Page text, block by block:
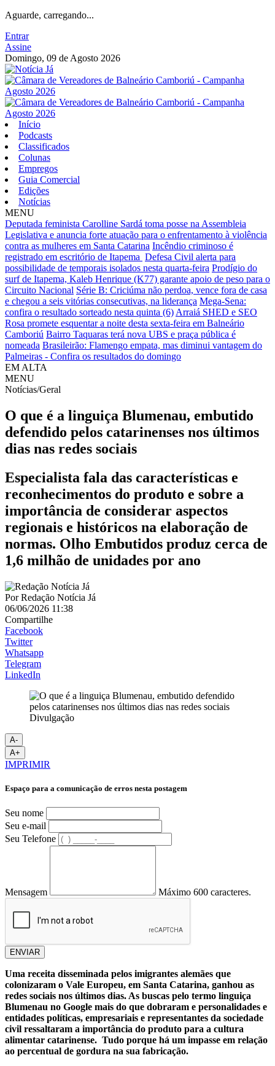
Aguarde, carregando...
Entrar
Assine
Domingo, 09 de Agosto 2026
Início
Podcasts
Classificados
Colunas
Empregos
Guia Comercial
Edições
Notícias
MENU
Deputada feminista Carolline Sardá toma posse na Assembleia
Legislativa e anuncia forte atuação para o enfrentamento à violência
contra as mulheres em Santa Catarina Incêndio criminoso é
registrado em escritório de Itapema Defesa Civil alerta para
possibilidade de temporais isolados nesta quarta-feira Prodígio do
surf de Itapema, Kaleb Henrique (K77) garante apoio de peso para o
Circuito Nacional Série B: Criciúma não perdoa, vence fora de casa
e chegou a seis vitórias consecutivas, na liderança Mega-Sena:
confira o resultado sorteado nesta quinta (6) Arraiá SHED e SEO
Rosa promete esquentar a noite desta sexta-feira em Balneário
Camboriú Bairro Taquaras terá nova UBS e praça pública é
nomeada Brasileirão: Flamengo empata, mas diminui vantagem do
Palmeiras - Confira os resultados do domingo
EM ALTA
MENU
Notícias/Geral
O que é a linguiça Blumenau, embutido
defendido pelos catarinenses nos últimos
dias nas redes sociais
Especialista fala das características e
reconhecimentos do produto e sobre a
importância de considerar aspectos
regionais e históricos na elaboração de
normas. Olho Embutidos produz cerca de
1,6 milhão de unidades por ano
PorRedação Notícia Já
06/06/2026 11:38
Compartilhe
Facebook
Twitter
Whatsapp
Telegram
LinkedIn
Divulgação
A-
A+
IMPRIMIR
Espaço para a comunicação de erros nesta postagem
Seu nome
Seu e-mail
Seu Telefone
Mensagem Máximo 600 caracteres.
ENVIAR
Uma receita disseminada pelos imigrantes alemães que
colonizaram o Vale Europeu, em Santa Catarina, ganhou as
redes sociais nos últimos dias. As buscas pelo termo linguiça
Blumenau no Google mais do que dobraram e personalidades e
entidades políticas, empresariais e representantes da sociedade
civil ressaltaram a importância do produto para a cultura
alimentar catarinense. Tudo porque há um impasse em relação
ao percentual de gordura na sua fabricação.